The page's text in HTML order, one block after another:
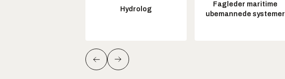
Hydrolog
Fagleder maritime
ubemannede systemer